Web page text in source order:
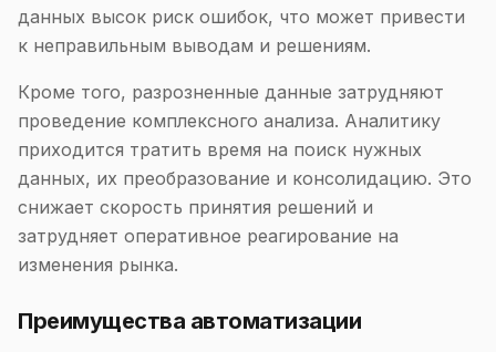
данных высок риск ошибок, что может привести
к неправильным выводам и решениям.
Кроме того, разрозненные данные затрудняют
проведение комплексного анализа. Аналитику
приходится тратить время на поиск нужных
данных, их преобразование и консолидацию. Это
снижает скорость принятия решений и
затрудняет оперативное реагирование на
изменения рынка.
Преимущества автоматизации